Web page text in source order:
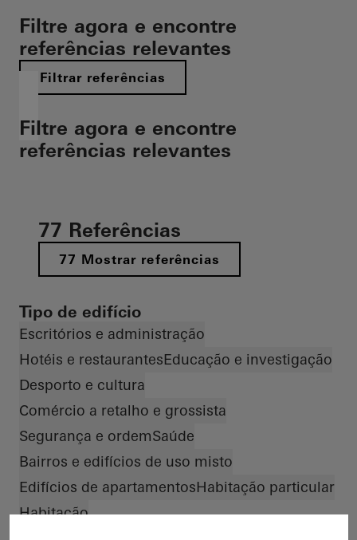
Filtre agora e encontre
referências relevantes
Filtrar referências
Filtre agora e encontre
referências relevantes
77 Referências
77 Mostrar referências
Tipo de edifício
Escritórios e administração
Hotéis e restaurantesEducação e investigação
Desporto e cultura
Comércio a retalho e grossista
Segurança e ordemSaúde
Bairros e edifícios de uso misto
Edifícios de apartamentosHabitação particular
Habitação